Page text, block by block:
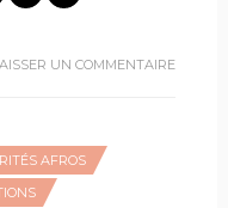
UN COMMENTAIRE
AFROS